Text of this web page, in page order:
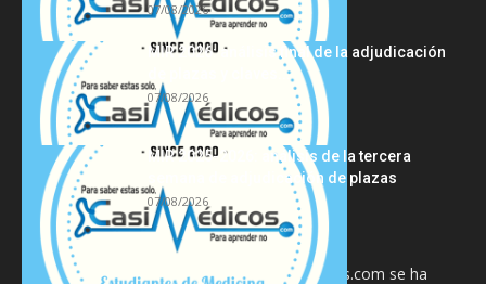
07/08/2026
MIR 2026: análisis final de la adjudicación
de plazas y claves...
07/08/2026
MIR 2025-2026: análisis de la tercera
semana de adjudicación de plazas
07/08/2026
La información proporcionada en CasiMedicos.com se ha